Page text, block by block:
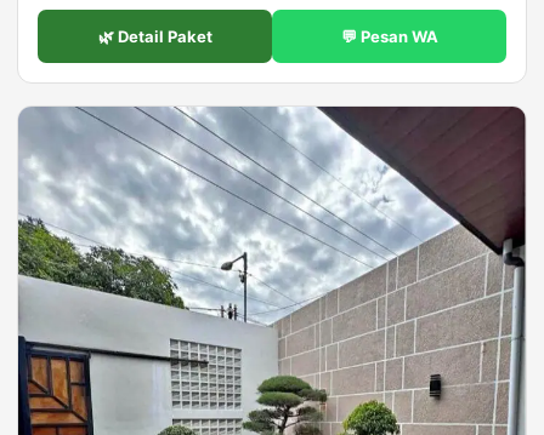
🌿 Detail Paket 💬 Pesan WA